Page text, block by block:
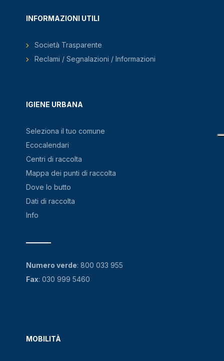
IGIENE URBANA
Seleziona il tuo comune
Ecocalendari
Centri di raccolta
Mappa dei punti di raccolta
Dove lo butto
Dati di raccolta
Info
MOBILITÀ
INFORMAZIONI UTILI
Società Trasparente
Reclami / Segnalazioni / Informazioni
Numero verde: 800 033 955
Fax: 030 999 5460